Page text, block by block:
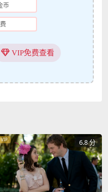
币
VIP免费查看
VIP 6.8 分